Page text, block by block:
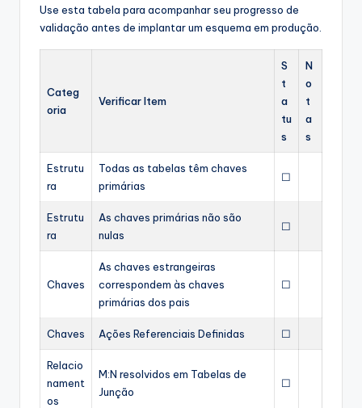
Use esta tabela para acompanhar seu progresso de
validação antes de implantar um esquema em produção.
Categ
oria
Verificar Item
S
t
a
tu
s
N
o
t
a
s
Estrutu
ra
Todas as tabelas têm chaves
primárias
☐
Estrutu
ra
As chaves primárias não são
nulas
☐
Chaves
As chaves estrangeiras
correspondem às chaves
primárias dos pais
☐
Chaves Ações Referenciais Definidas ☐
Relacio
nament
os
M:N resolvidos em Tabelas de
Junção
☐